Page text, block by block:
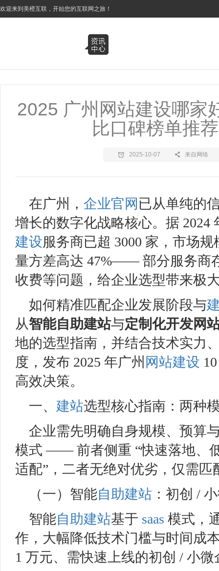
欢迎来到美橙互联，开始您的互联网之旅！
2025 广州网站建设哪家
比口碑榜单推
2025-10-07 来自网络
在广州， 企业官网 已从单纯的
增长的数字化战略核心。据 2024
建设服务商已超 3000 家，市场
量方差高达 47%—— 部分服务商
收费等问题，给企业选型带来极
如何精准匹配企业发展阶段与
从智能自助建站与定制化开发网
地的选型指南，并结合技术实力
度，发布 2025 年广州 网站建设
高效决策。
一、 建站选型核心指南：两种
企业需先明确自身规模、预算
模式 —— 前者侧重 “快速落地、
适配”，二者无绝对优劣，仅需匹
（一）智能自助建站 ：初创 /
智能自助建站基于 saas 模式，
作，大幅降低技术门槛与时间成
1 万元、需快速上线的初创 / 小